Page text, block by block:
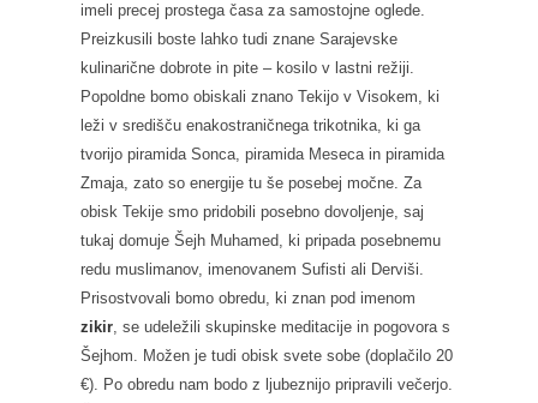
imeli precej prostega časa za samostojne oglede.
Preizkusili boste lahko tudi znane Sarajevske
kulinarične dobrote in pite – kosilo v lastni režiji.
Popoldne bomo obiskali znano Tekijo v Visokem, ki
leži v središču enakostraničnega trikotnika, ki ga
tvorijo piramida Sonca, piramida Meseca in piramida
Zmaja, zato so energije tu še posebej močne. Za
obisk Tekije smo pridobili posebno dovoljenje, saj
tukaj domuje Šejh Muhamed, ki pripada posebnemu
redu muslimanov, imenovanem Sufisti ali Derviši.
Prisostvovali bomo obredu, ki znan pod imenom
zikir, se udeležili skupinske meditacije in pogovora s
Šejhom. Možen je tudi obisk svete sobe (doplačilo 20
€). Po obredu nam bodo z ljubeznijo pripravili večerjo.